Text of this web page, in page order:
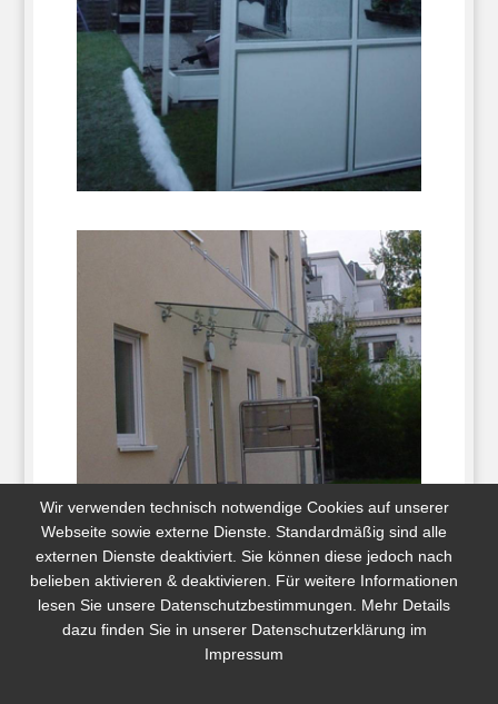
Unser Team fertigt für Sie individuelle
Vordächer nach Maß an – vom Glasdach bis
hin zum Wellendach.
Wir verwenden technisch notwendige Cookies auf unserer
Webseite sowie externe Dienste. Standardmäßig sind alle
externen Dienste deaktiviert. Sie können diese jedoch nach
belieben aktivieren & deaktivieren. Für weitere Informationen
lesen Sie unsere Datenschutzbestimmungen. Mehr Details
dazu finden Sie in unserer Datenschutzerklärung im
Impressum